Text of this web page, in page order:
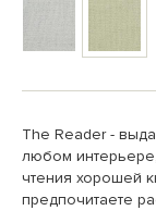
The Reader -
любом
чтения хорошей
предпочитаете